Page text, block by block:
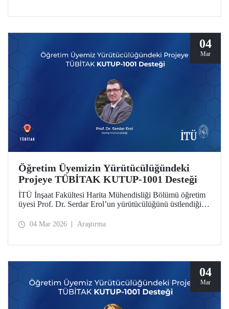
04
Mar
Öğretim Üyemizin Yürütücülüğündeki
Projeye TÜBİTAK KUTUP-1001 Desteği
İTÜ İnşaat Fakültesi Harita Mühendisliği Bölümü öğretim
üyesi Prof. Dr. Serdar Erol’un yürütücülüğünü üstlendiği
kapsamında desteğe değer görüldü.
04 Mar 2026 Araştırma
04
Mar